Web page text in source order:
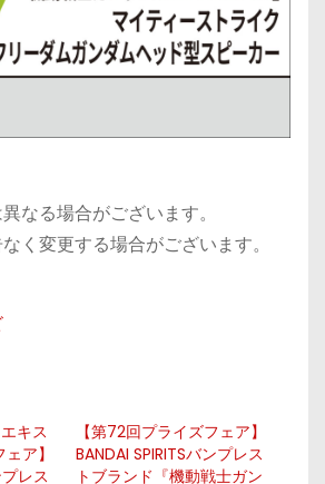
なる場合がございます。
く変更する場合がございます。
キス
ア】
レス
【第72回プライズフェア】
BANDAI SPIRITSバンプレス
トブランド『機動戦士ガン